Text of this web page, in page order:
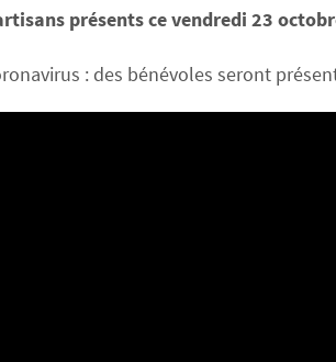
présents ce vendredi 23
: des bénévoles seront